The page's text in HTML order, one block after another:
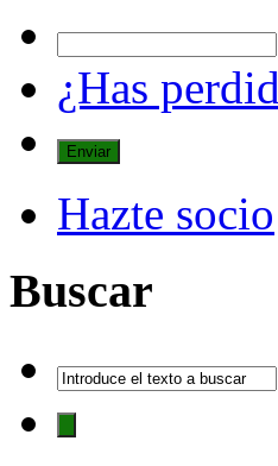
¿Has
Hazte socio
Buscar